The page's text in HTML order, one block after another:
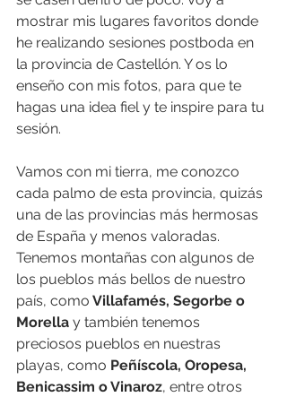
mostrar mis lugares favoritos donde
he realizando sesiones postboda en
la provincia de Castellón. Y os lo
enseño con mis fotos, para que te
hagas una idea fiel y te inspire para tu
sesión.
Vamos con mi tierra, me conozco
cada palmo de esta provincia, quizás
una de las provincias más hermosas
de España y menos valoradas.
Tenemos montañas con algunos de
los pueblos más bellos de nuestro
país, como Villafamés, Segorbe o
Morella y también tenemos
preciosos pueblos en nuestras
playas, como Peñíscola, Oropesa,
Benicassim o Vinaroz, entre otros